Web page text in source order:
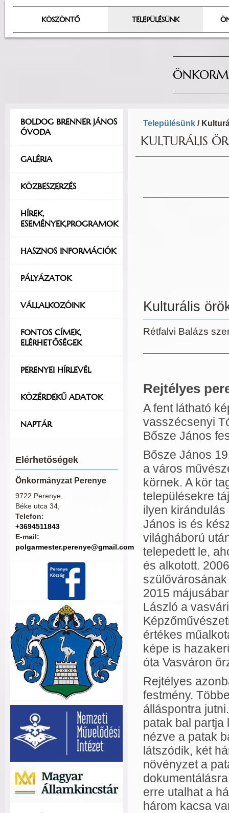
KÖSZÖNTŐ TELEPÜLÉSÜNK
BOLDOG BRENNER JÁNOS
ÓVODA
GALÉRIA
KÖZBESZERZÉS
HÍREK,
ESEMÉNYEK,PROGRAMOK
HASZNOS INFORMÁCIÓK
PÁLYÁZATOK
VÁLLALKOZÓINK
FONTOS CÍMEK,
ELÉRHETŐSÉGEK
PERENYEI HÍRLEVÉL
KÖZÉRDEKŰ ADATOK
NAPTÁR
Elérhetőségek
Önkormányzat Perenye
9722 Perenye,
Béke utca 34,
Telefon:
+3694511843
E-mail:
polgarmester.perenye@gmail.com
Településünk /
KULTURÁLIS
Kulturális
Rétfalvi
Rejtélyes
A fent látható
vasszécsenyi
Bősze János
Bősze János
a város
körnek. A kör
településekre
ilyen
János is és
világháború
telepedett le,
és alkotott.
2015
László a
értékes
képe is
óta Vasváron
Rejtélyes
festmény.
álláspontra
patak bal partja
nézve a patak
látszódik, két
növényzet a
erre utalhat a
három kacsa